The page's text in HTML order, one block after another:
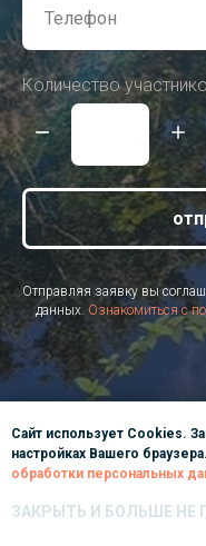
Количество
Отправляя заявку вы
данных. Ознакомиться с
Сайт использует Cookies.
настройках Вашего
обработки персональных
ЗАКРЫТЬ И БОЛЬШЕ НЕ